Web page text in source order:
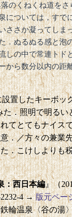
のくねくね道を
については，すで
ささか凝ってしま
．ぬるぬる感と泡
しの中で常連トド
から数分以内の距
したキーボッ
た．照明で明る
てとてもナイス
．／方々の兼業
．こけしよりも
：西日本編』（
2232-4 →版元ペー
輪温泉〈谷の湯